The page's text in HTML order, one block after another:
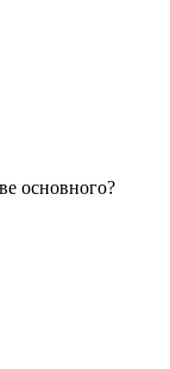
основного?